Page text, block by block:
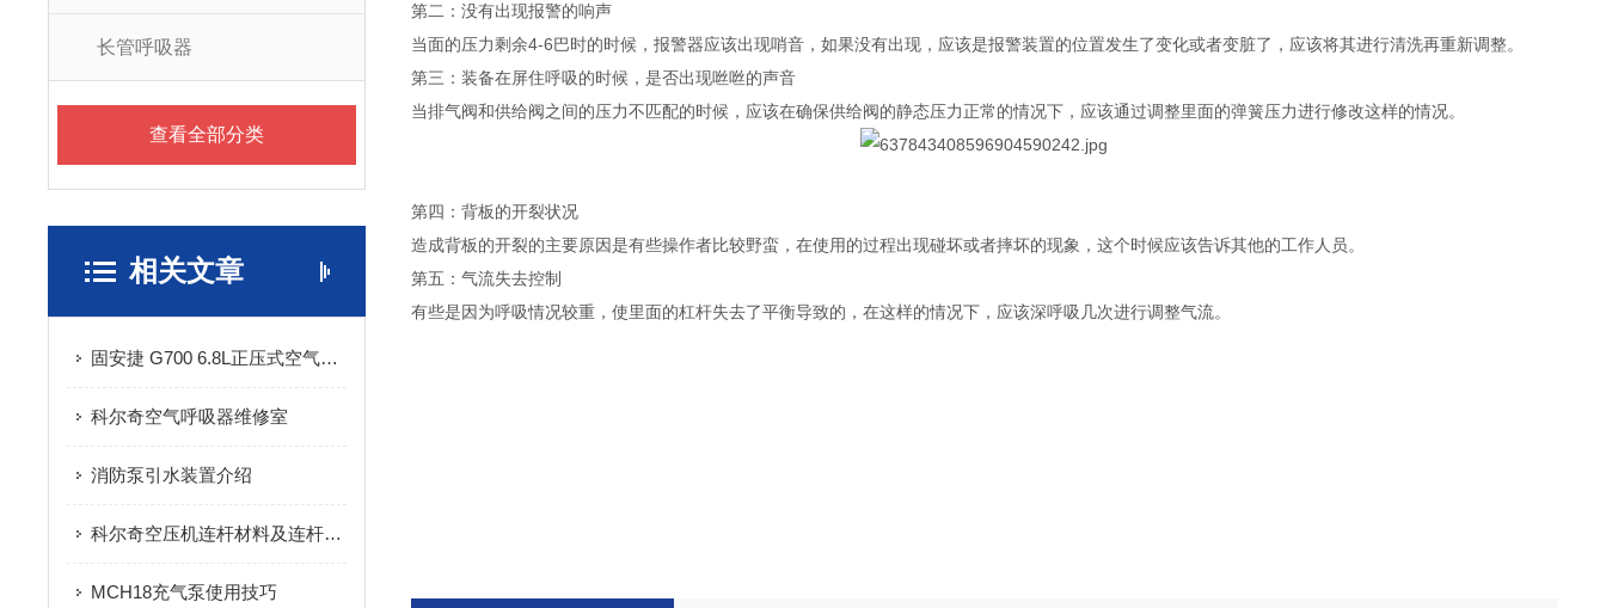
长管呼吸器
查看全部分类
相关文章
固安捷 G700 6.8L正压式空气呼吸器维修技巧
科尔奇空气呼吸器维修室
消防泵引水装置介绍
科尔奇空压机连杆材料及连杆螺栓
MCH18充气泵使用技巧
第二：没有出现报警的响声
当面的压力剩余4-6巴时的时候，报警器应该出现哨音，如果没有出现，应该是报警装置的位置发生了变化或者变脏了，应该将其进行清洗再重新调整。
第三：装备在屏住呼吸的时候，是否出现咝咝的声音
当排气阀和供给阀之间的压力不匹配的时候，应该在确保供给阀的静态压力正常的情况下，应该通过调整里面的弹簧压力进行修改这样的情况。
第四：背板的开裂状况
造成背板的开裂的主要原因是有些操作者比较野蛮，在使用的过程出现碰坏或者摔坏的现象，这个时候应该告诉其他的工作人员。
第五：气流失去控制
有些是因为呼吸情况较重，使里面的杠杆失去了平衡导致的，在这样的情况下，应该深呼吸几次进行调整气流。